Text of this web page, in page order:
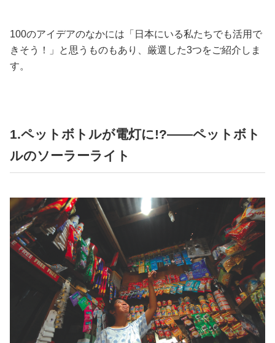
100のアイデアのなかには「日本にいる私たちでも活用で
きそう！」と思うものもあり、厳選した3つをご紹介しま
す。
1.ペットボトルが電灯に!?――ペットボト
ルのソーラーライト